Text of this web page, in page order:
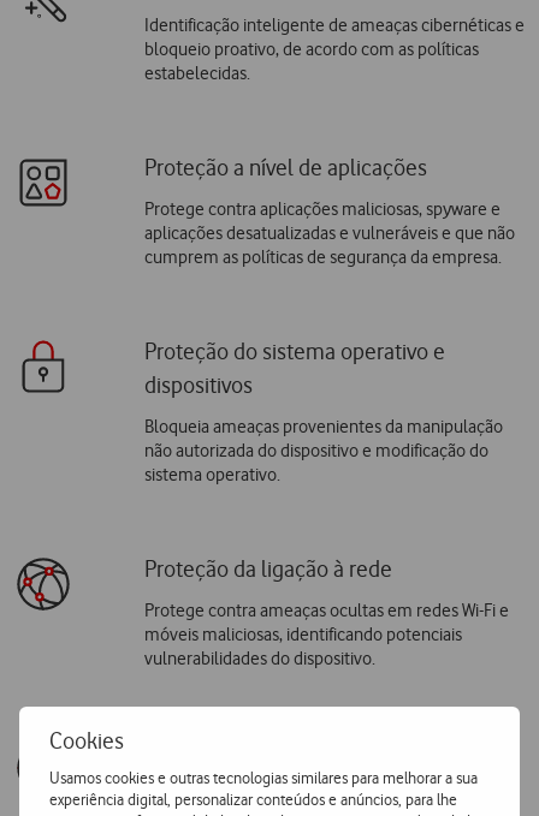
Cookies
Usamos cookies e outras tecnologias similares para melhorar a sua
experiência digital, personalizar conteúdos e anúncios, para lhe
Identificação inteligente de ameaças cibernéticas e
bloqueio proativo, de acordo com as políticas
estabelecidas.
Proteção a nível de aplicações
Protege contra aplicações maliciosas, spyware e
aplicações desatualizadas e vulneráveis e que não
cumprem as políticas de segurança da empresa.
Proteção do sistema operativo e
dispositivos
Bloqueia ameaças provenientes da manipulação
não autorizada do dispositivo e modificação do
sistema operativo.
Proteção da ligação à rede
Protege contra ameaças ocultas em redes Wi-Fi e
móveis maliciosas, identificando potenciais
vulnerabilidades do dispositivo.
Impede ataques de phishing, sites e arquivos